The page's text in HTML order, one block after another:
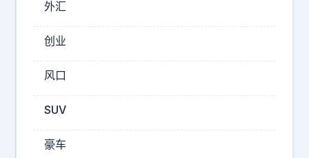
有
在
南
海
问
外汇
创业
风口
SUV
豪车